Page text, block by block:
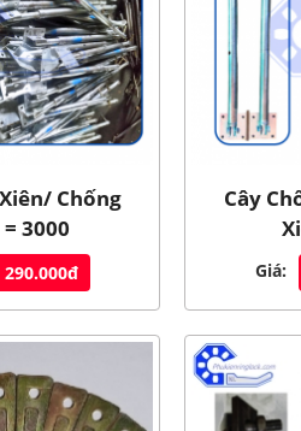
Chống
3000
290.000đ
Cây
Giá: